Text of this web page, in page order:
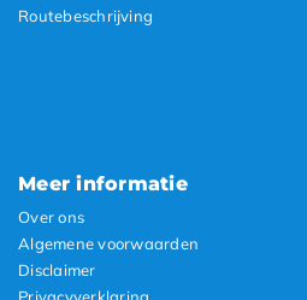
Routebeschrijving
Meer informatie
Over ons
Algemene voorwaarden
Disclaimer
Privacyverklaring